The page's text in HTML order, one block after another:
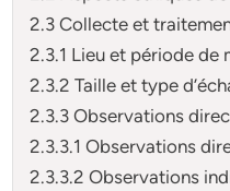
2.3 Collecte et
2.3.1 Lieu et période de
2.3.2 Taille et type
2.3.3 Observations
2.3.3.1 Observations
2.3.3.2 Observations